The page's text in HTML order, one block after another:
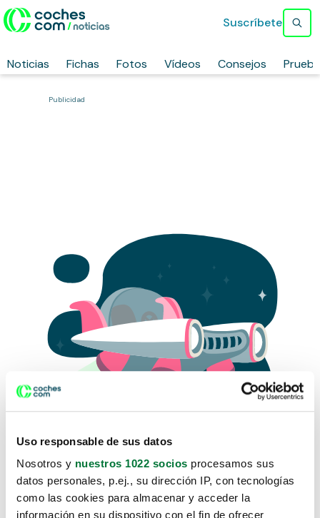
Uso responsable de sus datos
Nosotros y nuestros 1022 socios procesamos sus
datos personales, p.ej., su dirección IP, con tecnologías
como las cookies para almacenar y acceder la
información en su dispositivo con el fin de ofrecer
Noticias Fichas Fotos Vídeos Consejos
Suscríbete
Publicidad
Lo sentimos, no sabemos como